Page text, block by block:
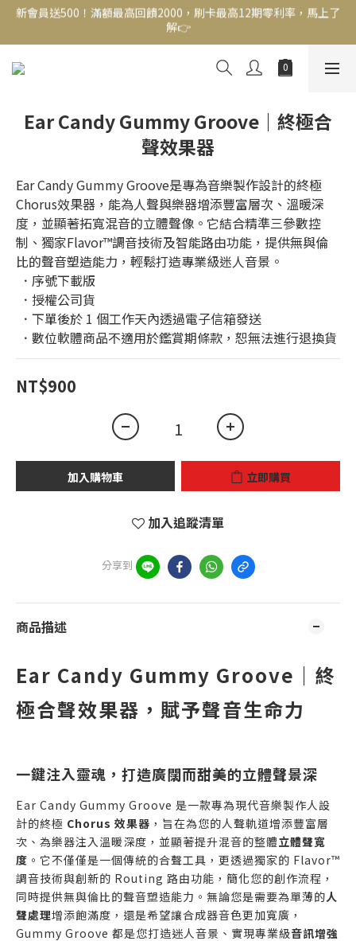
新會員送500！滿額最高回饋2000，刷卡最高12期零利率，馬上了
解👉
解👉
結帳頁選zingala銀角零卡分期，輕鬆打包
新會員送500！滿額最高回饋2000，刷卡最高12期零利率，馬上了
Ear Candy Gummy Groove｜終極合
聲效果器
Ear Candy Gummy Groove是專為音樂製作設計的終極
Chorus效果器，能為人聲與樂器增添豐富層次、溫暖深
度，並顯著拓寬混音的立體聲像。它結合精準三參數控
制、獨家Flavor™調音技術及智能路由功能，提供無與倫
比的聲音塑造能力，輕鬆打造專業級迷人音景。
．序號下載版
．授權公司貨
．下單後於 1 個工作天內透過電子信箱發送
．數位軟體商品不適用於鑑賞期條款，恕無法進行退換貨
NT$900
加入購物車 立即購買
加入追蹤清單
分享到
商品描述
Ear Candy Gummy Groove｜終
極合聲效果器，賦予聲音生命力
一鍵注入靈魂，打造廣闊而甜美的立體聲景深
Ear Candy Gummy Groove 是一款專為現代音樂製作人設
計的終極 Chorus 效果器 ，旨在為您的人聲軌道增添豐富層
次、為樂器注入溫暖深度，並顯著提升混音的整體立體聲寬
度 。它不僅僅是一個傳統的合聲工具，更透過獨家的 Flavor™
調音技術與創新的 Routing 路由功能，簡化您的創作流程，
同時提供無與倫比的聲音塑造能力。無論您是需要為單薄的人
聲處理增添飽滿度，還是希望讓合成器音色更加寬廣，
Gummy Groove 都是您打造迷人音景、實現專業級音訊增強